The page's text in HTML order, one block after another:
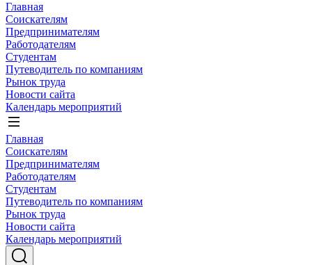
Главная
Соискателям
Предпринимателям
Работодателям
Студентам
Путеводитель по компаниям
Рынок труда
Новости сайта
Календарь мероприятий
Главная
Соискателям
Предпринимателям
Работодателям
Студентам
Путеводитель по компаниям
Рынок труда
Новости сайта
Календарь мероприятий